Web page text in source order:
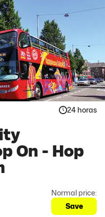
24 horas
On - Hop
Normal price:
Save